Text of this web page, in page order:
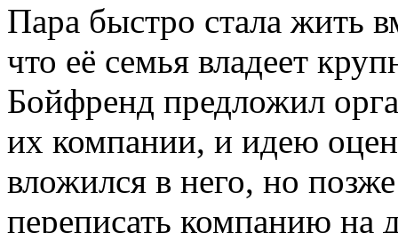
Пара быстро стала жить
что её семья владеет
Бойфренд предложил
их компании, и идею
вложился в него, но
переписать компанию на